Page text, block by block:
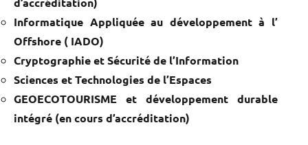
Informatique Appliquée au développement à l’
Offshore ( IADO)
Cryptographie et Sécurité de l’Information
Sciences et Technologies de l’Espaces
GEOECOTOURISME et développement durable
intégré (en cours d’accréditation)